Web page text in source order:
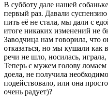
В субботу дале нашей
первый раз. Давали
пить её не стала, мы дали с
итоге никаких изменений не
Заводчица нам говорила, что
отказаться, но мы кушали как
речи не шло, носилась, играла,
Теперь с мужем голову
доела, не получила
подействовало, или она
очень радует)?